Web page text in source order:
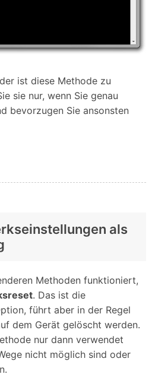
ist diese Methode zu
sie nur, wenn Sie genau
bevorzugen Sie ansonsten
als
Methoden funktioniert,
. Das ist die
führt aber in der Regel
dem Gerät gelöscht werden.
nur dann verwendet
nicht möglich sind oder